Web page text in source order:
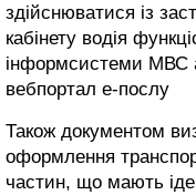
здійснюватися із
кабінету водія
інформсистеми МВС
вебпортал е-послу
Також документом
оформлення
частин, що мають